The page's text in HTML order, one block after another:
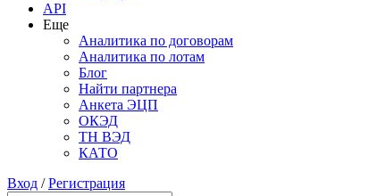
API
Еще
Аналитика по договорам
Аналитика по лотам
Блог
Найти партнера
Анкета ЭЦП
ОКЭД
ТН ВЭД
КАТО
Вход /Регистрация